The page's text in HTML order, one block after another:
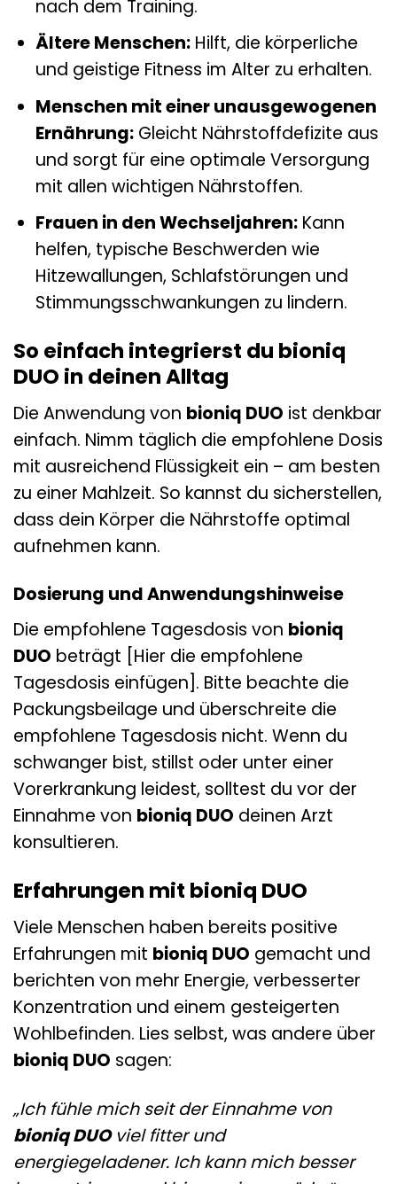
nach dem Training.
Ältere Menschen:Hilft, die körperliche
und geistige Fitness im Alter zu erhalten.
Menschen mit einer unausgewogenen
Ernährung:Gleicht Nährstoffdefizite aus
und sorgt für eine optimale Versorgung
mit allen wichtigen Nährstoffen.
Frauen in den Wechseljahren:Kann
helfen, typische Beschwerden wie
Hitzewallungen, Schlafstörungen und
Stimmungsschwankungen zu lindern.
So einfach integrierst du bioniq
DUO in deinen Alltag
Die Anwendung von bioniq DUO ist denkbar
einfach. Nimm täglich die empfohlene Dosis
mit ausreichend Flüssigkeit ein – am besten
zu einer Mahlzeit. So kannst du sicherstellen,
dass dein Körper die Nährstoffe optimal
aufnehmen kann.
Dosierung und Anwendungshinweise
Die empfohlene Tagesdosis von bioniq
DUO beträgt [Hier die empfohlene
Tagesdosis einfügen]. Bitte beachte die
Packungsbeilage und überschreite die
empfohlene Tagesdosis nicht. Wenn du
schwanger bist, stillst oder unter einer
Vorerkrankung leidest, solltest du vor der
Einnahme von bioniq DUO deinen Arzt
konsultieren.
Erfahrungen mit bioniq DUO
Viele Menschen haben bereits positive
Erfahrungen mit bioniq DUO gemacht und
berichten von mehr Energie, verbesserter
Konzentration und einem gesteigerten
Wohlbefinden. Lies selbst, was andere über
bioniq DUO sagen:
„Ich fühle mich seit der Einnahme von
bioniq DUOviel fitter und
energiegeladener. Ich kann mich besser